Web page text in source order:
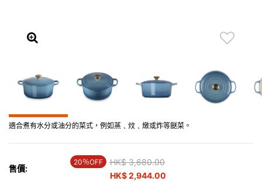
適合煮有水分或油分的菜式，例如蒸﹑炆﹑燉或炸等餸菜。
售價:
20％OFF Price reduced from
HK$ 3,680.00to
HK$ 2,944.00